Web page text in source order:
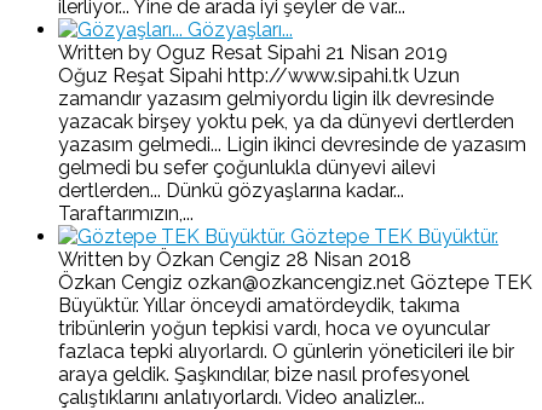
ilerliyor... Yine de arada iyi şeyler de var...
Gözyaşları...
Written by Oguz Resat Sipahi 21 Nisan 2019
Oğuz Reşat Sipahi http://www.sipahi.tk Uzun
zamandır yazasım gelmiyordu ligin ilk devresinde
yazacak birşey yoktu pek, ya da dünyevi dertlerden
yazasım gelmedi... Ligin ikinci devresinde de yazasım
gelmedi bu sefer çoğunlukla dünyevi ailevi
dertlerden... Dünkü gözyaşlarına kadar...
Taraftarımızın,...
Göztepe TEK Büyüktür.
Written by Özkan Cengiz 28 Nisan 2018
Özkan Cengiz ozkan@ozkancengiz.net Göztepe TEK
Büyüktür. Yıllar önceydi amatördeydik, takıma
tribünlerin yoğun tepkisi vardı, hoca ve oyuncular
fazlaca tepki alıyorlardı. O günlerin yöneticileri ile bir
araya geldik. Şaşkındılar, bize nasıl profesyonel
çalıştıklarını anlatıyorlardı. Video analizler...